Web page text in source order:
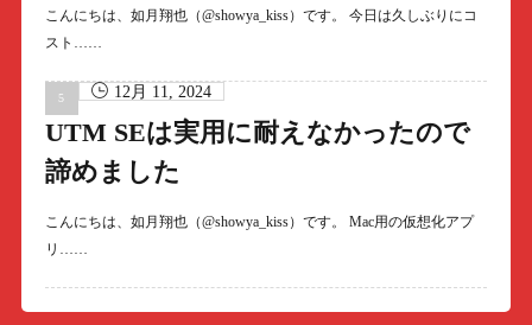
こんにちは、如月翔也（@showya_kiss）です。 今日は久しぶりにコ
スト……
12月 11, 2024
UTM SEは実用に耐えなかったので
諦めました
こんにちは、如月翔也（@showya_kiss）です。 Mac用の仮想化アプ
リ……